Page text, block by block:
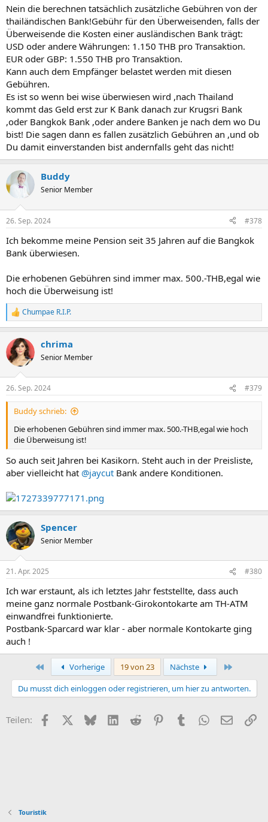
Nein die berechnen tatsächlich zusätzliche Gebühren von der
thailändischen Bank!Gebühr für den Überweisenden, falls der
Überweisende die Kosten einer ausländischen Bank trägt:
USD oder andere Währungen: 1.150 THB pro Transaktion.
EUR oder GBP: 1.550 THB pro Transaktion.
Kann auch dem Empfänger belastet werden mit diesen
Gebühren.
Es ist so wenn bei wise überwiesen wird ,nach Thailand
kommt das Geld erst zur K Bank danach zur Krugsri Bank
,oder Bangkok Bank ,oder andere Banken je nach dem wo Du
bist! Die sagen dann es fallen zusätzlich Gebühren an ,und ob
Du damit einverstanden bist andernfalls geht das nicht!
Buddy
Senior Member
26. Sep. 2024 #378
Ich bekomme meine Pension seit 35 Jahren auf die Bangkok
Bank überwiesen.
Die erhobenen Gebühren sind immer max. 500.-THB,egal wie
hoch die Überweisung ist!
R
e
k
t
i
n
e
n
Chumpae R.I.P.
chrima
Senior Member
26. Sep. 2024 #379
Buddy schrieb:
Die erhobenen Gebühren sind immer max. 500.-THB,egal wie hoch
die Überweisung ist!
So auch seit Jahren bei Kasikorn. Steht auch in der Preisliste,
aber vielleicht hat @jaycut Bank andere Konditionen.
Spencer
Senior Member
21. Apr. 2025 #380
Ich war erstaunt, als ich letztes Jahr feststellte, dass auch
meine ganz normale Postbank-Girokontokarte am TH-ATM
einwandfrei funktionierte.
Postbank-Sparcard war klar - aber normale Kontokarte ging
auch !
Erste Vorherige 19 von 23 Nächste
Du musst dich einloggen oder registrieren, um hier zu antworten.
Teilen: FacebookX (Twitter)
BlueskyLinkedIn
Reddit PinterestTumblr WhatsApp
E-Mail
Touristik